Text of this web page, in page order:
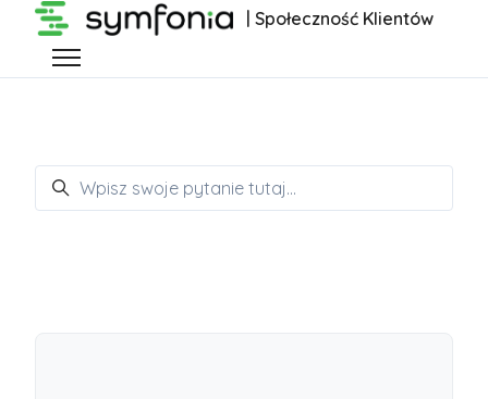
Przejdź do głównej zawartości | Społeczność Klientów
Przełącz menu nawigacyjne
Szukaj